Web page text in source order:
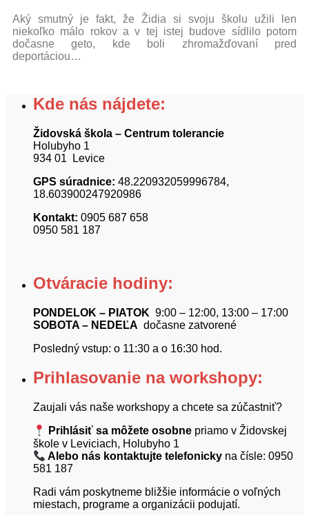
Aký smutný je fakt, že Židia si svoju školu užili len
niekoľko málo rokov a v tej istej budove sídlilo potom
dočasne geto, kde boli zhromažďovaní pred
deportáciou…
Kde nás nájdete:
Židovská škola – Centrum tolerancie
Holubyho 1
934 01 Levice
GPS súradnice: 48.220932059996784,
18.603900247920986
Kontakt: 0905 687 658
0950 581 187
Otváracie hodiny:
PONDELOK – PIATOK 9:00 – 12:00, 13:00 – 17:00
SOBOTA – NEDEĽA dočasne zatvorené
Posledný vstup: o 11:30 a o 16:30 hod.
Prihlasovanie na workshopy:
Zaujali vás naše workshopy a chcete sa zúčastniť?
Prihlásiť sa môžete osobne priamo v Židovskej
škole v Leviciach, Holubyho 1
Alebo nás kontaktujte telefonicky na čísle: 0950
581 187
Radi vám poskytneme bližšie informácie o voľných
miestach, programe a organizácii podujatí.